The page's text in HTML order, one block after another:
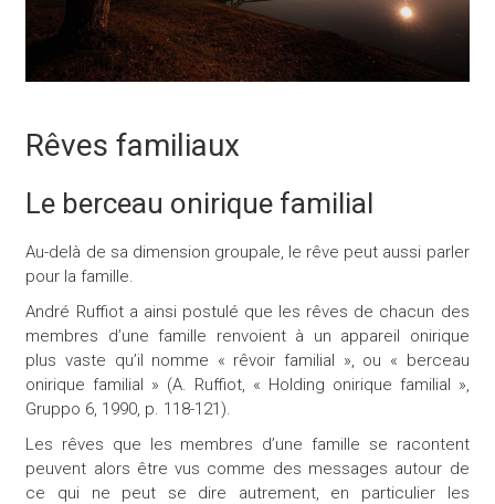
Rêves familiaux
Le berceau onirique familial
Au-delà de sa dimension groupale, le rêve peut aussi parler
pour la famille.
André Ruffiot a ainsi postulé que les rêves de chacun des
membres d’une famille renvoient à un appareil onirique
plus vaste qu’il nomme « rêvoir familial », ou « berceau
onirique familial » (A. Ruffiot, « Holding onirique familial »,
Gruppo 6, 1990, p. 118-121).
Les rêves que les membres d’une famille se racontent
peuvent alors être vus comme des messages autour de
ce qui ne peut se dire autrement, en particulier les